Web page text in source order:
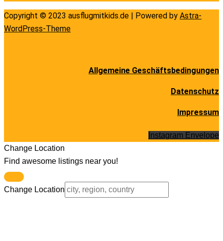
Copyright © 2023 ausflugmitkids.de | Powered by Astra-
WordPress-Theme
Allgemeine Geschäftsbedingungen
Datenschutz
Impressum
Instagram Envelope
Change Location
Find awesome listings near you!
Change Location